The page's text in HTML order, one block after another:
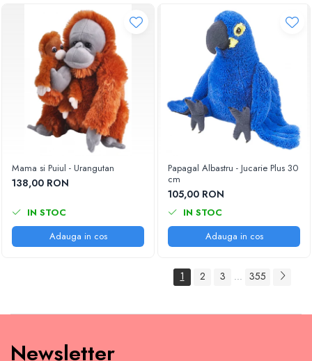
Mama si Puiul - Urangutan
138,00 RON
IN STOC
Adauga in cos
Papagal Albastru - Jucarie Plus 30
cm
105,00 RON
IN STOC
Adauga in cos
1 2 3 ... 355
Newsletter